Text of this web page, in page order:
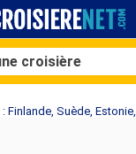
croisière